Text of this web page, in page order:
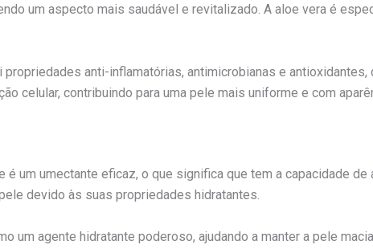
um aspecto mais saudável e revitalizado. A aloe vera é
anti-inflamatórias, antimicrobianas e antioxidantes,
celular, contribuindo para uma pele mais uniforme e com
um umectante eficaz, o que significa que tem a capacidade de
devido às suas propriedades hidratantes.
um agente hidratante poderoso, ajudando a manter a pele